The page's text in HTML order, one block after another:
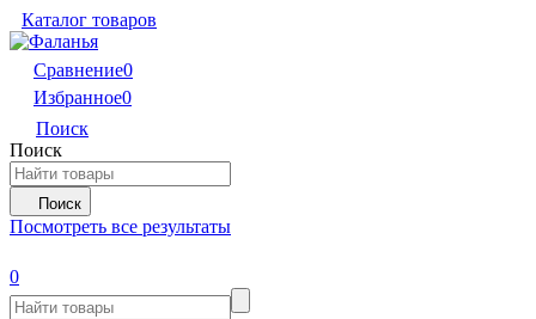
Каталог товаров
Сравнение0
Избранное0
Поиск
Поиск
Поиск
Посмотреть все результаты
0